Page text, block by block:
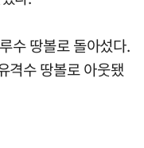
수 땅볼로 돌아섰다.
격수 땅볼로 아웃됐